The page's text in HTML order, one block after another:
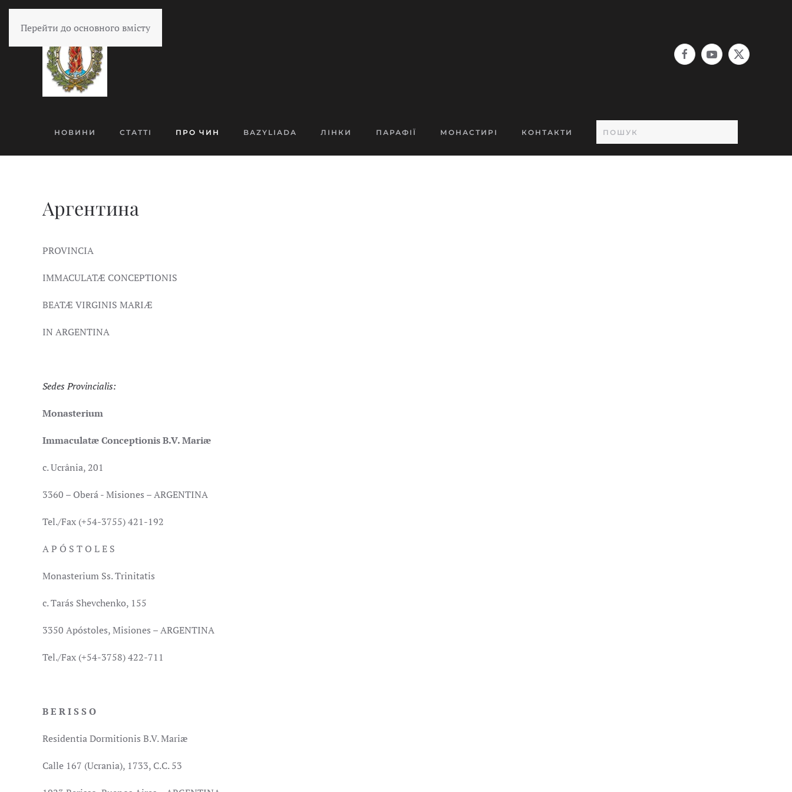
Перейти до основного вмісту
НОВИНИ СТАТТІ ПРО ЧИН BAZYLIADA ЛІНКИ ПАРАФІЇ МОНАСТИРІ КОНТАКТИ
Аргентина
PROVINCIA
IMMACULATÆ CONCEPTIONIS
BEATÆ VIRGINIS MARIÆ
IN ARGENTINA
Sedes Provincialis:
Monasterium
Immaculatæ Conceptionis B.V. Mariæ
c. Ucrânia, 201
3360 – Oberá - Misiones – ARGENTINA
Tel./Fax (+54-3755) 421-192
A P Ó S T O L E S
Monasterium Ss. Trinitatis
c. Tarás Shevchenko, 155
3350 Apóstoles, Misiones – ARGENTINA
Tel./Fax (+54-3758) 422-711
B E R I S S O
Residentia Dormitionis B.V. Mariæ
Calle 167 (Ucrania), 1733, C.C. 53